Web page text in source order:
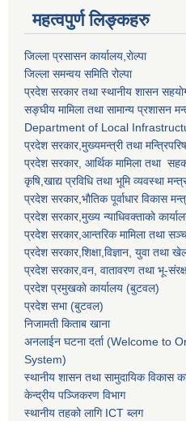
महत्वपुर्ण लिङ्कहरु
जिल्ला प्रसासन कार्यालय,राेल्पा
जिल्ला समन्वय समिति रोल्पा
प्रदेश सरकार तथा स्थानीय शासन
सङ्‍घीय मामिला तथा सामान्य प्रशासन
Department of Local
प्रदेश सरकार,मुख्यमन्त्री तथा
प्रदेश सरकार, आर्थिक मामिला तथा
कृषि,खाद्य प्रविधि तथा भूमि व्यवस्था
प्रदेश सरकार,भाैतिक पूर्वाधार विकास
प्रदेश सरकार,मुख्य न्याधिवक्ताकाे
प्रदेश सरकार,आन्तरिक मामिला तथा
प्रदेश सरकार,शिक्षा,विज्ञान, युवा तथा
प्रदेश सरकार,वन, वातावरण तथा भू-
प्रदेश प्रमुखकाे कार्यालय (बुटवल)
प्रदेश सभा (बुटवल)
निजामती किताब खाना
अनलाईन घटना दर्ता (Welcome to
System)
स्थानीय शासन तथा सामुदायिक विकास
केन्द्रीय पञ्जिकरण विभाग
स्थानीय तहको लागि ICT ब्लग